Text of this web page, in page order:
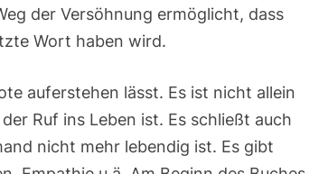
der Versöhnung ermöglicht, dass
Wort haben wird.
auferstehen lässt. Es ist nicht allein
Ruf ins Leben ist. Es schließt auch
nicht mehr lebendig ist. Es gibt